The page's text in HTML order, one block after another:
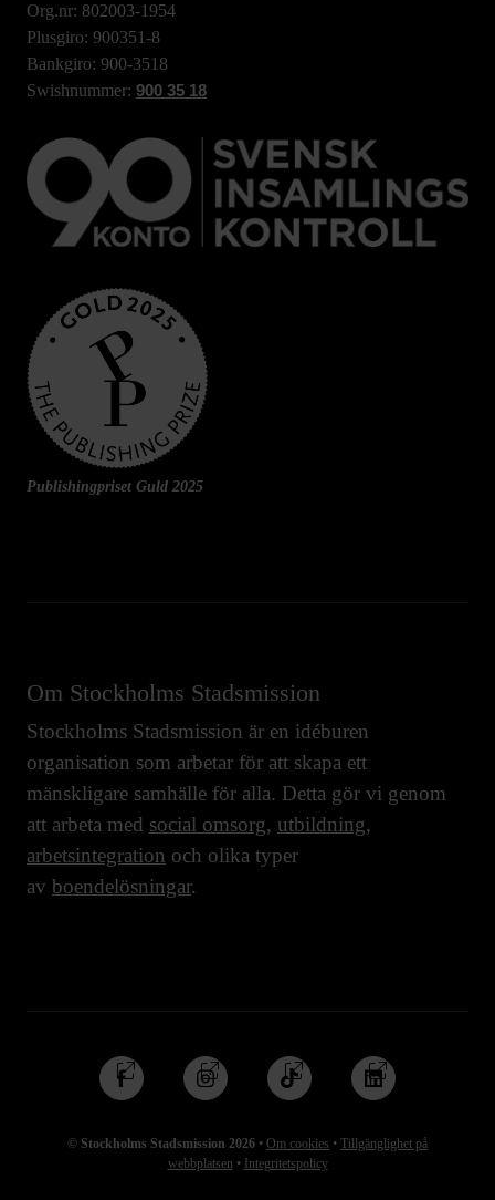
Org.nr: 802003-1954
Plusgiro: 900351-8
Bankgiro: 900-3518
Swishnummer: 900 35 18
Publishingpriset Guld 2025
Om Stockholms Stadsmission
Stockholms Stadsmission är en idéburen
organisation som arbetar för att skapa ett
mänskligare samhälle för alla. Detta gör vi genom
att arbeta med social omsorg, utbildning,
arbetsintegration och olika typer
av boendelösningar.
© Stockholms Stadsmission 2026 • Om cookies • Tillgänglighet på
webbplatsen • Integritetspolicy
Följ
oss
Facebook
Följ
oss
Instagram
Följ
oss
TikTok
Följ
oss
Linkedin